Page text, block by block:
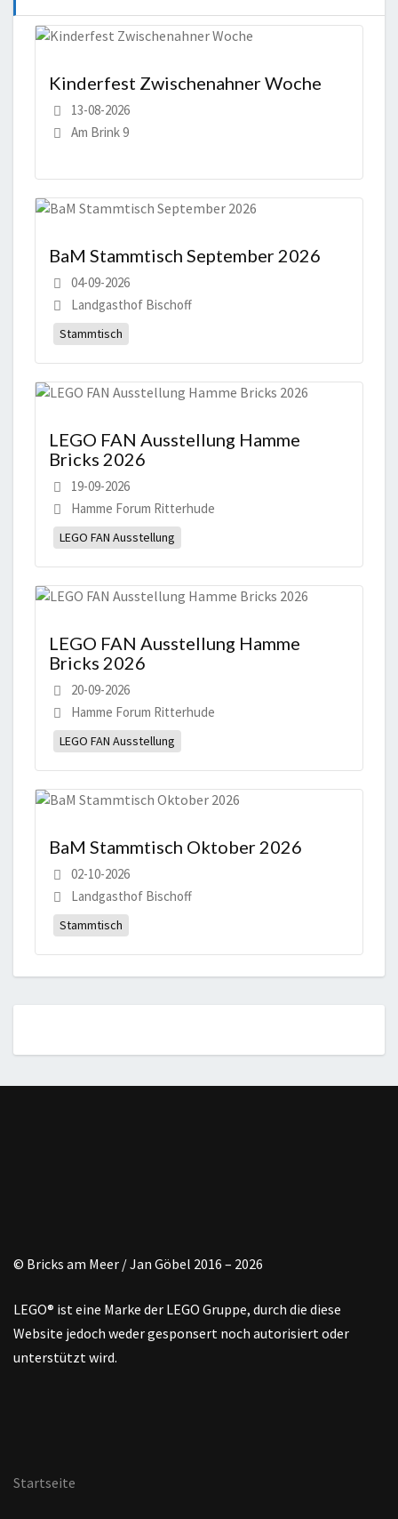
Kinderfest Zwischenahner Woche
13-08-2026
Am Brink 9
BaM Stammtisch September 2026
04-09-2026
Landgasthof Bischoff
Stammtisch
LEGO FAN Ausstellung Hamme
Bricks 2026
19-09-2026
Hamme Forum Ritterhude
LEGO FAN Ausstellung
LEGO FAN Ausstellung Hamme
Bricks 2026
20-09-2026
Hamme Forum Ritterhude
LEGO FAN Ausstellung
BaM Stammtisch Oktober 2026
02-10-2026
Landgasthof Bischoff
Stammtisch
© Bricks am Meer / Jan Göbel 2016 – 2026
LEGO® ist eine Marke der LEGO Gruppe, durch die diese
Website jedoch weder gesponsert noch autorisiert oder
unterstützt wird.
Startseite